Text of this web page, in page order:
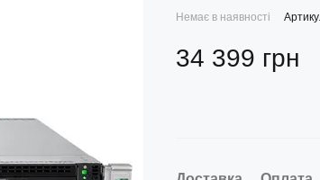
Немає в наявності
34 399 грн